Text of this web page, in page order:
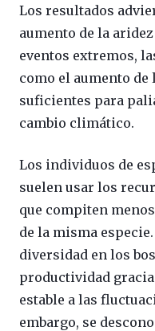
Los resultados
aumento de la
eventos extremos,
como el aumento
suficientes para
cambio climático.
Los individuos de
suelen usar los
que compiten
de la misma
diversidad en los
productividad
estable a las
embargo, se